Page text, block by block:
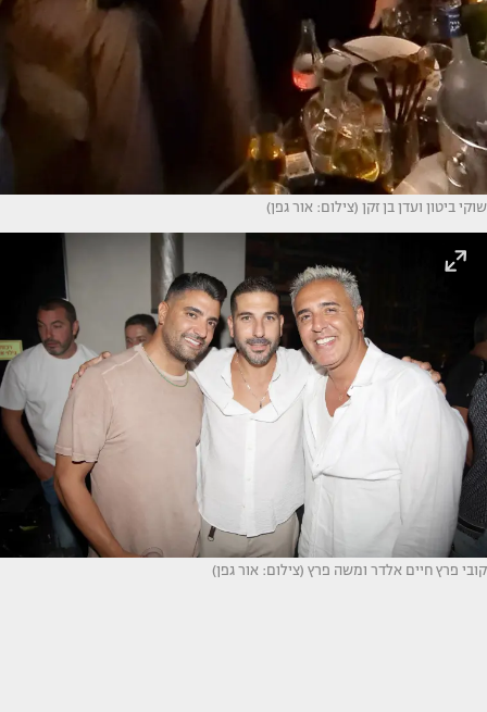
שוקי ביטון ועדן בן זקן (צילום: אור גפן)
קובי פרץ חיים אלדר ומשה פרץ (צילום: אור גפן)